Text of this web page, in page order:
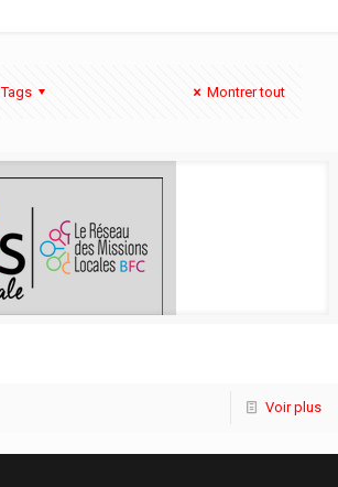
Tags Montrer tout
Voir plus